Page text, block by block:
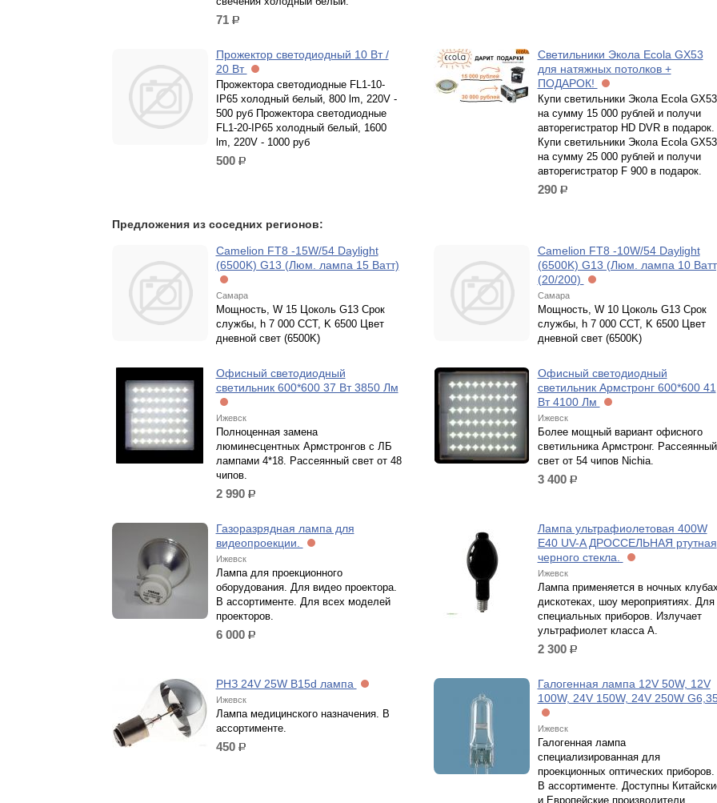
71 р.
Прожектор светодиодный 10 Вт /
20 Вт
Прожектора светодиодные FL1-10-
IP65 холодный белый, 800 lm, 220V -
500 руб Прожектора светодиодные
FL1-20-IP65 холодный белый, 1600
lm, 220V - 1000 руб
500 р.
Светильники Экола Ecola GX53
для натяжных потолков +
ПОДАРОК!
Купи светильники Экола Ecola GX53
на сумму 15 000 рублей и получи
авторегистратор HD DVR в подарок.
Купи светильники Экола Ecola GX53
на сумму 25 000 рублей и получи
авторегистратор F 900 в подарок.
290 р.
Предложения из соседних регионов:
Camelion FT8 -15W/54 Daylight
(6500K) G13 (Люм. лампа 15 Ватт)
Самара
Мощность, W 15 Цоколь G13 Срок
службы, h 7 000 CCT, K 6500 Цвет
дневной свет (6500K)
Camelion FT8 -10W/54 Daylight
(6500K) G13 (Люм. лампа 10
(20/200)
Самара
Мощность, W 10 Цоколь G13 Срок
службы, h 7 000 CCT, K 6500 Цвет
дневной свет (6500K)
Офисный светодиодный
светильник 600*600 37 Вт 3850 Лм
Ижевск
Полноценная замена
люминесцентных Армстронгов с ЛБ
лампами 4*18. Рассеянный свет от 48
чипов.
2 990 р.
Офисный светодиодный
светильник Армстронг 600*600 41
Вт 4100 Лм
Ижевск
Более мощный вариант офисного
светильника Армстронг. Рассеянный
свет от 54 чипов Nichia.
3 400 р.
Газоразрядная лампа для
видеопроекции.
Ижевск
Лампа для проекционного
оборудования. Для видео проектора.
В ассортименте. Для всех моделей
проекторов.
6 000 р.
Лампа ультрафиолетовая 400W
E40 UV-A ДРОССЕЛЬНАЯ ртутная
черного стекла.
Ижевск
Лампа применяется в ночных
дискотеках, шоу мероприятиях. Для
специальных приборов. Излучает
ультрафиолет класса А.
2 300 р.
РНЗ 24V 25W B15d лампа
Ижевск
Лампа медицинского назначения. В
ассортименте.
450 р.
Галогенная лампа 12V 50W, 12V
100W, 24V 150W, 24V 250W
Ижевск
Галогенная лампа
специализированная для
проекционных оптических приборов.
В ассортименте. Доступны
и Европейские производители.